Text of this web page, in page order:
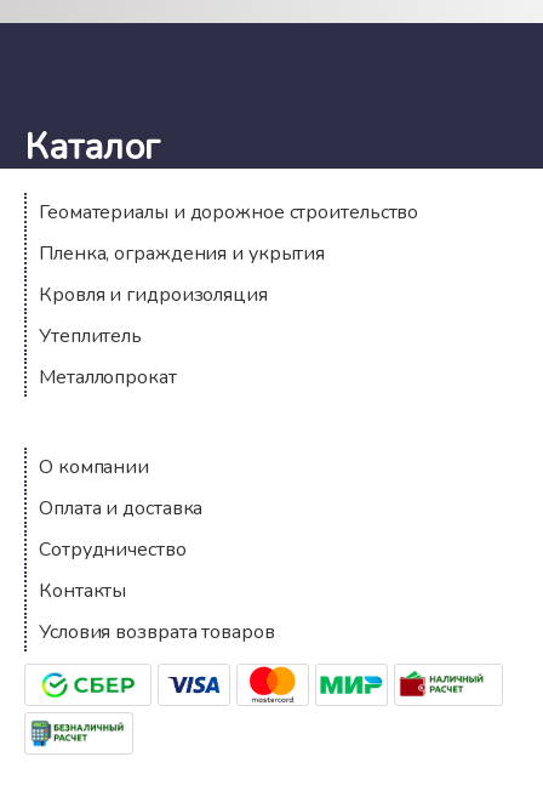
Каталог
Геоматериалы и дорожное строительство
Пленка, ограждения и укрытия
Кровля и гидроизоляция
Утеплитель
Металлопрокат
Компания
О компании
Оплата и доставка
Сотрудничество
Контакты
Условия возврата товаров